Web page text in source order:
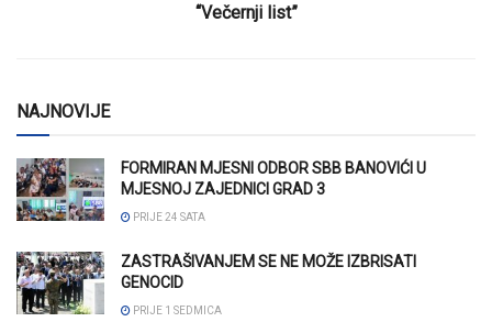
“Večernji list”
NAJNOVIJE
FORMIRAN MJESNI ODBOR SBB BANOVIĆI U
MJESNOJ ZAJEDNICI GRAD 3
PRIJE 24 SATA
ZASTRAŠIVANJEM SE NE MOŽE IZBRISATI
GENOCID
PRIJE 1 SEDMICA